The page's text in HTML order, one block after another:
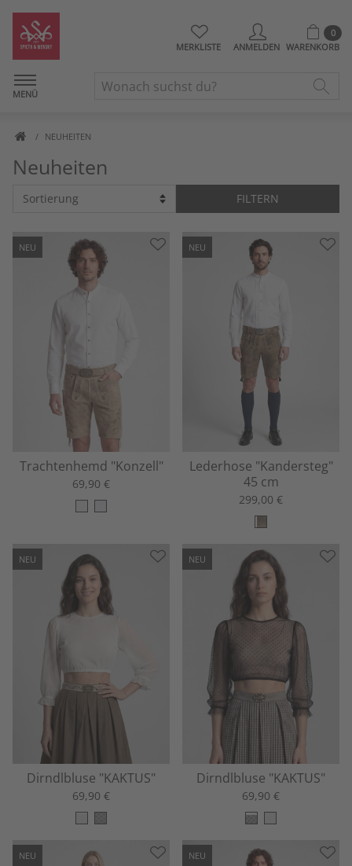
MERKLISTE ANMELDEN
0
WARENKORB
MENÜ
NEUHEITEN
Neuheiten
FILTERN
NEU
Trachtenhemd "Konzell"
69,90 €
NEU
Lederhose "Kandersteg"
45 cm
299,00 €
NEU
Dirndlbluse "KAKTUS"
69,90 €
NEU
Dirndlbluse "KAKTUS"
69,90 €
NEU NEU